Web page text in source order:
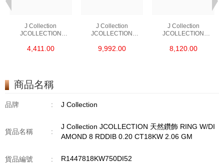
J Collection
JCOLLECTION
RDDI 0.48 CT18KR
4,411.00
J Collection
JCOLLECTION
RDDI 1.34 CT18KW
9,992.00
J Collection
JCOLLECTION
W/DIAMOND 7
8,120.00
商品名稱
品牌 : J Collection
貨品名稱 :
J Collection JCOLLECTION 天然鑽飾 RING W/DI
AMOND 8 RDDIB 0.20 CT18KW 2.06 GM
貨品編號 : R1447818KW750DI52